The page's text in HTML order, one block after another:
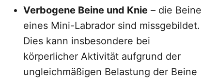
Verbogene Beine und Knie – die Beine
eines Mini-Labrador sind missgebildet.
Dies kann insbesondere bei
körperlicher Aktivität aufgrund der
ungleichmäßigen Belastung der Beine